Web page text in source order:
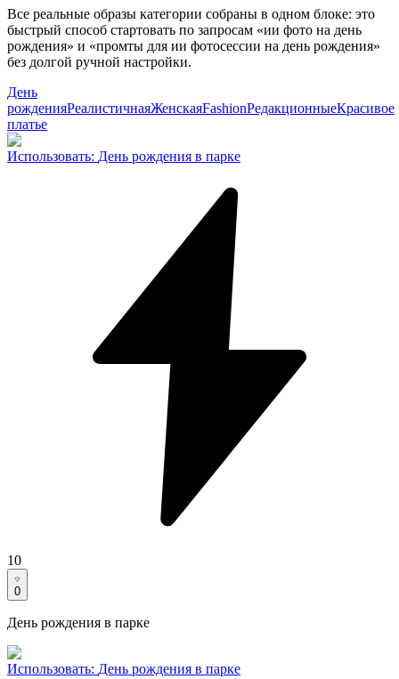
Все реальные образы категории собраны в одном блоке: это
быстрый способ стартовать по запросам «ии фото на день
рождения» и «промты для ии фотосессии на день рождения»
без долгой ручной настройки.
День
рожденияРеалистичнаяЖенскаяFashionРедакционныеКрасивое
платье
Использовать: День рождения в парке
10
0
День рождения в парке
Использовать: День рождения в парке